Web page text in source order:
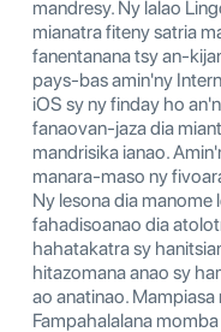
mandresy. Ny lalao
mianatra fiteny satria
fanentanana tsy an-
pays-bas amin'ny
iOS sy ny finday ho
fanaovan-jaza dia
mandrisika ianao.
manara-maso ny
Ny lesona dia manome
fahadisoanao dia
hahatakatra sy
hitazomana anao sy
ao anatinao.
Fampahalalana